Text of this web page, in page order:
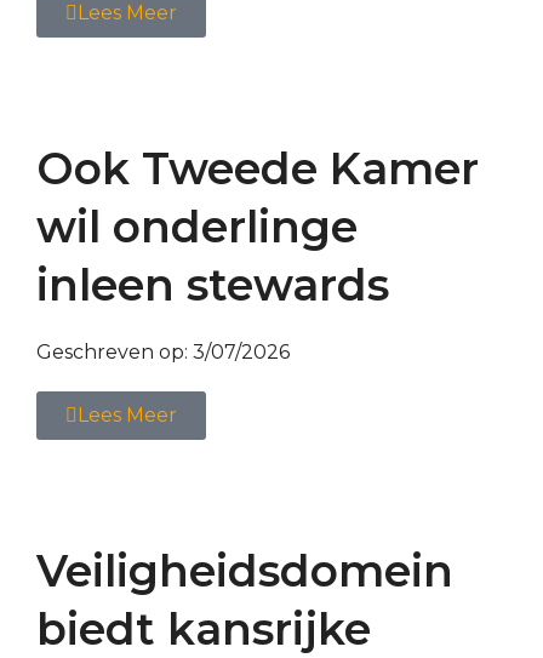
Lees Meer
Ook Tweede Kamer
wil onderlinge
inleen stewards
Geschreven op: 3/07/2026
Lees Meer
Veiligheidsdomein
biedt kansrijke